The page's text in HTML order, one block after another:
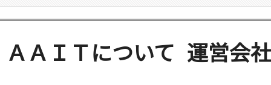
ＡＡＩＴについて 運営会社